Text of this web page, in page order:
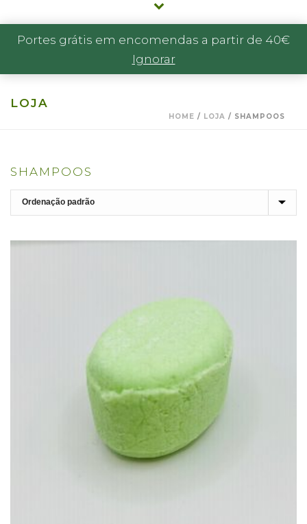
Portes grátis em encomendas a partir de 40€
Ignorar
LOJA
HOME / LOJA / SHAMPOOS
SHAMPOOS